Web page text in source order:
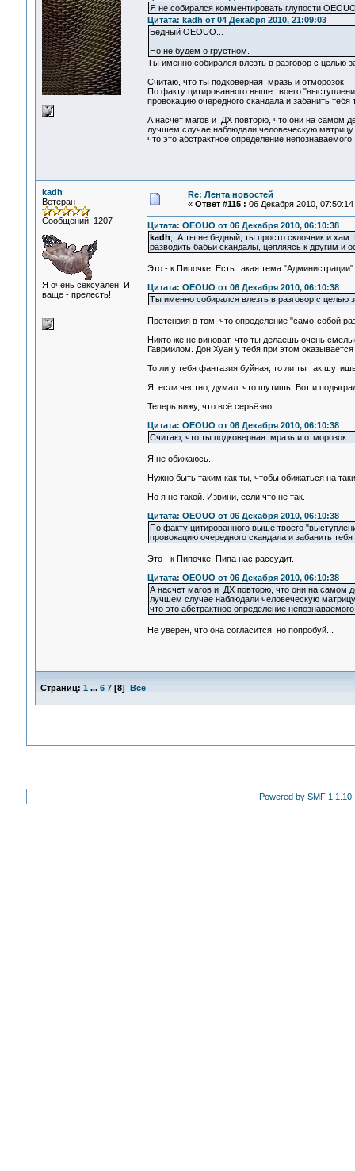
Я не собирался комментировать глупости
Цитата: kadh от 04 Декабря 2010, 21:09:03
Бедный OEOUO...
Но не будем о грустном.
Ты именно собирался влезть в разговор с
Считаю, что ты подковерная мразь и отморозок.
По факту цитированного выше твоего
провокацию очередного скандала и забанить тебя
А насчет магов и ДХ повторю, что они на самом
лучшем случае наблюдали человеческую
что это абстрактное определение
kadh
Ветеран
Сообщений: 1207
Я очень сексуален! И
ваще - прелесть!
Re: Лента новостей
« Ответ #115 : 06 Декабря 2010, 07:50:14
Цитата: OEOUO от 06 Декабря 2010, 06:10:38
kadh , А ты не бедный, ты просто склочник и
разводить бабьи скандалы, цепляясь к другим и
Это - к Пипочке. Есть такая тема
Цитата: OEOUO от 06 Декабря 2010, 06:10:38
Ты именно собирался влезть в разговор с
Претензия в том, что определение "само-собой
Никто же не виноват, что ты делаешь очень
Гавриилом. Дон Хуан у тебя при этом
То ли у тебя фантазия буйная, то ли ты так
Я, если честно, думал, что шутишь. Вот и
Теперь вижу, что всё серьёзно...
Цитата: OEOUO от 06 Декабря 2010, 06:10:38
Считаю, что ты подковерная мразь и отморозок.
Я не обижаюсь.
Нужно быть таким как ты, чтобы обижаться на
Но я не такой. Извини, если что не так.
Цитата: OEOUO от 06 Декабря 2010, 06:10:38
По факту цитированного выше твоего
провокацию очередного скандала и забанить тебя
Это - к Пипочке. Пипа нас рассудит.
Цитата: OEOUO от 06 Декабря 2010, 06:10:38
А насчет магов и ДХ повторю, что они на самом
лучшем случае наблюдали человеческую
что это абстрактное определение
Не уверен, что она согласится, но попробуй...
Страниц: 1 ... 6 7[8] Все
Powered by SMF 1.1.10